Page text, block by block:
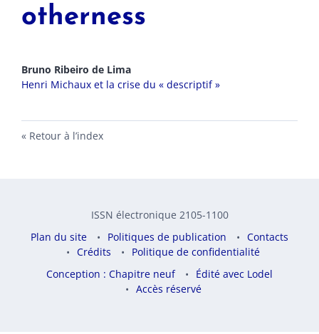
otherness
Bruno Ribeiro de Lima
Henri Michaux et la crise du « descriptif »
Retour à l’index
ISSN électronique 2105-1100
Plan du site
Politiques de publication
Contacts
Crédits
Politique de confidentialité
Conception : Chapitre neuf
Édité avec Lodel
Accès réservé